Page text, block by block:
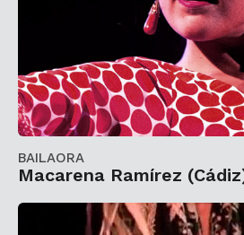
BAILAORA
Macarena Ramírez